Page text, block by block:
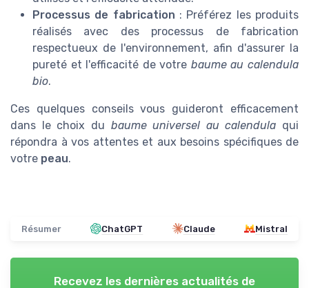
Processus de fabrication : Préférez les produits
réalisés avec des processus de fabrication
respectueux de l'environnement, afin d'assurer la
pureté et l'efficacité de votre baume au calendula
bio.
Ces quelques conseils vous guideront efficacement
dans le choix du baume universel au calendula qui
répondra à vos attentes et aux besoins spécifiques de
votre peau.
Résumer ChatGPT Claude Mistral
Recevez les dernières actualités de